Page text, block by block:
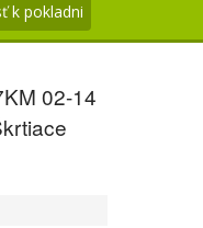
k pokladni
02-14